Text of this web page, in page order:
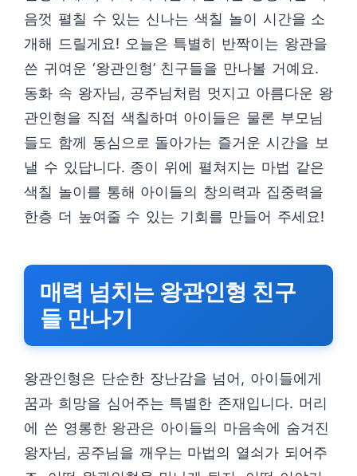
음껏 펼칠 수 있는 신나는 색칠 놀이 시간을 소
개해 드릴게요! 오늘은 특별히 반짝이는 왕관을
쓴 귀여운 ‘왕관인형’ 친구들을 만나볼 거예요.
동화 속 왕자님, 공주님처럼 멋지고 아름다운 왕
관인형을 직접 색칠하며 아이들은 물론 부모님
들도 함께 동심으로 돌아가는 즐거운 시간을 보
낼 수 있답니다. 종이 위에 펼쳐지는 마법 같은
색칠 놀이를 통해 아이들의 창의력과 집중력을
한층 더 높여줄 수 있는 기회를 만들어 주세요!
매력 넘치는 왕관인형 친구
들 만나기
왕관인형은 단순한 장난감을 넘어, 아이들에게
꿈과 희망을 심어주는 특별한 존재입니다. 머리
에 쓴 영롱한 왕관은 아이들의 마음속에 숨겨진
왕자님, 공주님을 깨우는 마법의 열쇠가 되어주